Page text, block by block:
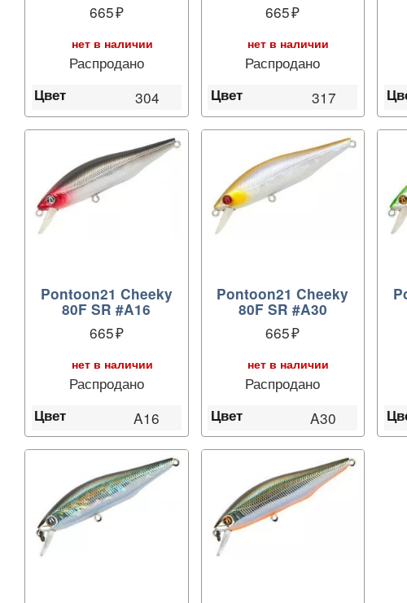
665
нет в наличии
Распродано
Цвет 304
665
нет в наличии
Распродано
Цвет 317
Pontoon21 Cheeky
80F SR #A16
665
нет в наличии
Распродано
Цвет A16
Pontoon21 Cheeky
80F SR #A30
665
нет в наличии
Распродано
Цвет A30